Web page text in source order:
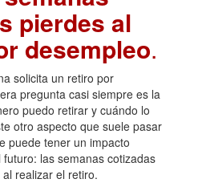
pierdes al
desempleo.
solicita un retiro por
pregunta casi siempre es la
puedo retirar y cuándo lo
otro aspecto que suele pasar
puede tener un impacto
las semanas cotizadas
realizar el retiro.